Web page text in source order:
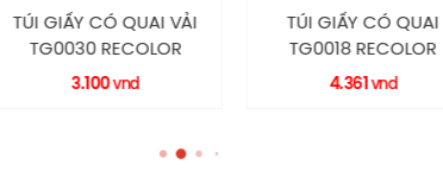
TÚI GIẤY CÓ QUAI
TG0018 RECOLOR
TÚI GIẤY
TG0016
4.390